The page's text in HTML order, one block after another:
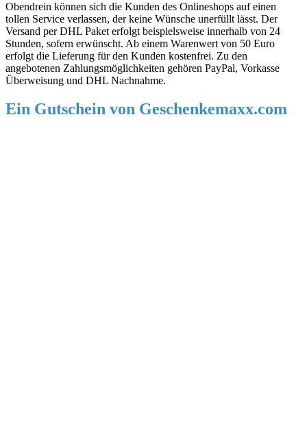
Obendrein können sich die Kunden des Onlineshops auf einen
tollen Service verlassen, der keine Wünsche unerfüllt lässt. Der
Versand per DHL Paket erfolgt beispielsweise innerhalb von 24
Stunden, sofern erwünscht. Ab einem Warenwert von 50 Euro
erfolgt die Lieferung für den Kunden kostenfrei. Zu den
angebotenen Zahlungsmöglichkeiten gehören PayPal, Vorkasse
Überweisung und DHL Nachnahme.
Ein Gutschein von Geschenkemaxx.com